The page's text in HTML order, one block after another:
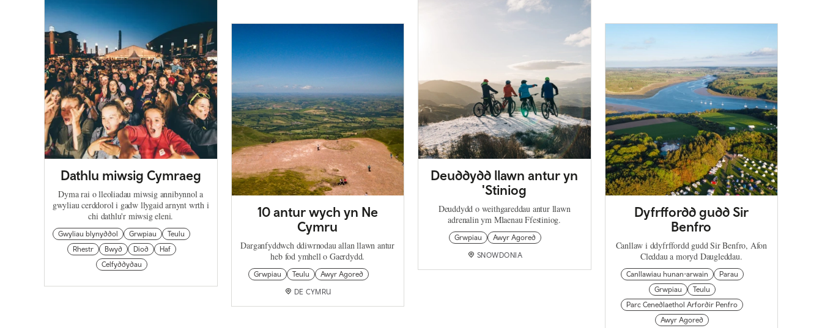
Dathlu miwsig Cymraeg
Dyma rai o lleoliadau miwsig annibynnol a
gwyliau cerddorol i gadw llygaid arnynt wrth i
chi dathlu'r miwsig eleni.
Gwyliau blynyddol Grwpiau
Teulu
Rhestr
Bwyd Diod
Haf
Celfyddydau
10 antur wych yn Ne
Cymru
Darganfyddwch ddiwrnodau allan llawn antur
heb fod ymhell o Gaerdydd.
Grwpiau Teulu Awyr Agored
DE CYMRU
Deuddydd llawn antur yn
'Stiniog
Deuddydd o weithgareddau antur llawn
adrenalin ym Mlaenau Ffestiniog.
Grwpiau Awyr Agored
SNOWDONIA
Dyfrffordd gudd Sir
Benfro
Canllaw i ddyfrffordd gudd Sir Benfro, Afon
Cleddau a moryd Daugleddau.
Canllawiau hunan-arwain
Parau
Grwpiau
Teulu
Parc Cenedlaethol Arfordir Penfro
Awyr Agored